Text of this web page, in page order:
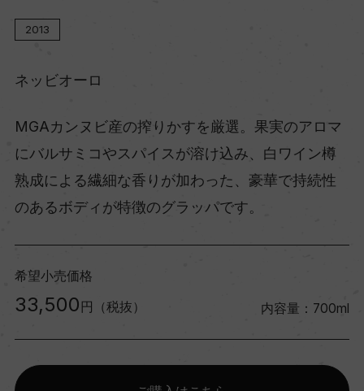
2013
ネッビオーロ
MGAカンヌビ産の搾りかすを厳選。果実のアロマ
にバルサミコやスパイスが溶け込み、白ワイン樽
熟成による繊細な香りが加わった、豪華で持続性
のあるボディが特徴のグラッパです。
希望小売価格
33,500 円（税抜） 内容量：700ml